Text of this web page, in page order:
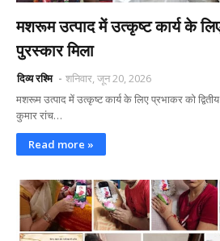
मशरूम उत्पाद में उत्कृष्ट कार्य के
पुरस्कार मिला
दिव्य रश्मि
शनिवार, जून 20, 2026
मशरूम उत्पाद में उत्कृष्ट कार्य के लिए प्रभाकर को द्वितीय
कुमार रांच…
Read more »